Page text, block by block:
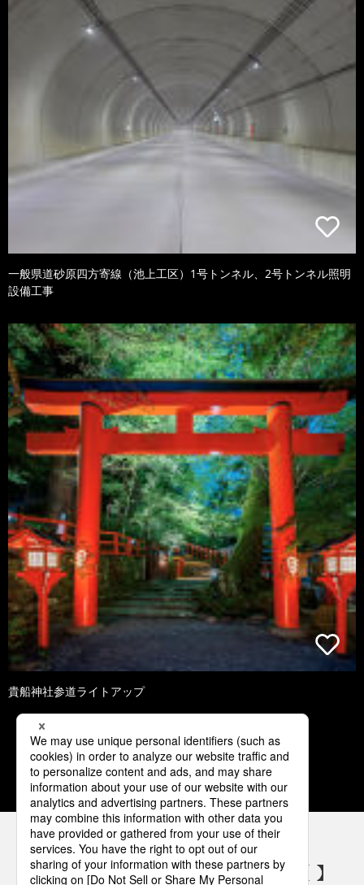
一般県道砂原四方寄線（池上工区）1号トンネル、2号トンネル照明
設備工事
貴船神社参道ライトアップ
1 2 3 4 5
パナソニックの電気設備 SNSアカウント